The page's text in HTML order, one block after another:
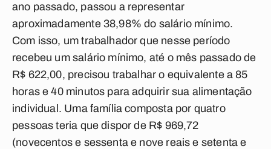
ano passado, passou a representar
aproximadamente 38,98% do salário mínimo.
Com isso, um trabalhador que nesse período
recebeu um salário mínimo, até o mês passado de
R$ 622,00, precisou trabalhar o equivalente a 85
horas e 40 minutos para adquirir sua alimentação
individual. Uma família composta por quatro
pessoas teria que dispor de R$ 969,72
(novecentos e sessenta e nove reais e setenta e